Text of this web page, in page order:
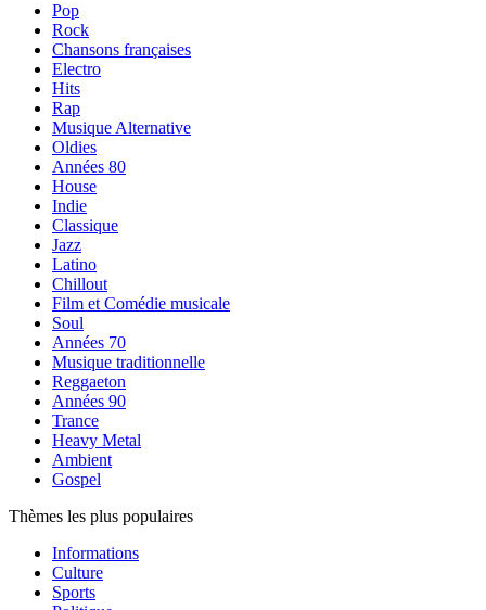
Pop
Rock
Chansons françaises
Electro
Hits
Rap
Musique Alternative
Oldies
Années 80
House
Indie
Classique
Jazz
Latino
Chillout
Film et Comédie musicale
Soul
Années 70
Musique traditionnelle
Reggaeton
Années 90
Trance
Heavy Metal
Ambient
Gospel
Thèmes les plus populaires
Informations
Culture
Sports